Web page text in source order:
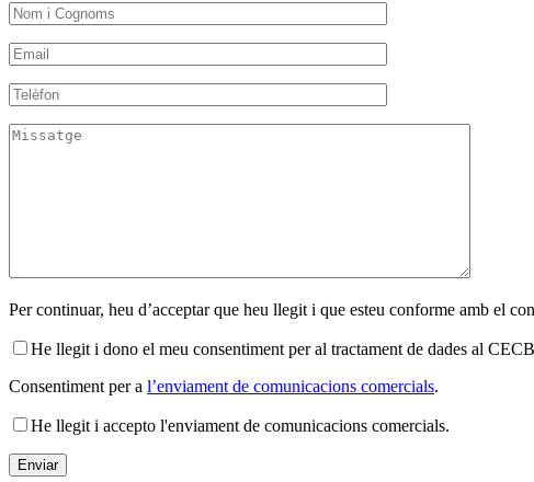
Per continuar, heu d’acceptar que heu llegit i que esteu conforme amb el
He llegit i dono el meu consentiment per al tractament de dades al
Consentiment per a l’enviament de comunicacions comercials.
He llegit i accepto l'enviament de comunicacions comercials.